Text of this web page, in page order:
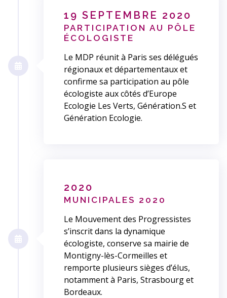
19 SEPTEMBRE 2020
PARTICIPATION AU PÔLE
ÉCOLOGISTE
Le MDP réunit à Paris ses délégués
régionaux et départementaux et
confirme sa participation au pôle
écologiste aux côtés d’Europe
Ecologie Les Verts, Génération.S et
Génération Ecologie.
2020
MUNICIPALES 2020
Le Mouvement des Progressistes
s’inscrit dans la dynamique
écologiste, conserve sa mairie de
Montigny-lès-Cormeilles et
remporte plusieurs sièges d’élus,
notamment à Paris, Strasbourg et
Bordeaux.